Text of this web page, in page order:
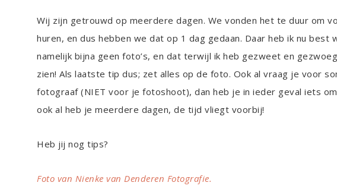
Wij zijn getrouwd op meerdere dagen. We vonden het te duur om
huren, en dus hebben we dat op 1 dag gedaan. Daar heb ik nu best
namelijk bijna geen foto’s, en dat terwijl ik heb gezweet en
zien! Als laatste tip dus; zet alles op de foto. Ook al vraag je voor
fotograaf (NIET voor je fotoshoot), dan heb je in ieder geval iets
ook al heb je meerdere dagen, de tijd vliegt voorbij!
Heb jij nog tips?
Foto van Nienke van Denderen Fotografie.